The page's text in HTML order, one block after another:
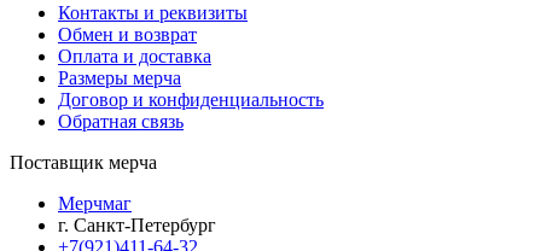
Контакты и реквизиты
Обмен и возврат
Оплата и доставка
Размеры мерча
Договор и конфиденциальность
Обратная связь
Поставщик мерча
Мерчмаг
г. Санкт-Петербург